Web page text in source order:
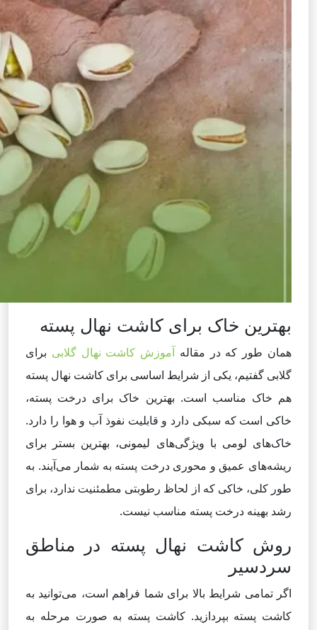
بهترین خاک برای کاشت نهال پسته
همان طور که در مقاله آموزش کاشت نهال گلابی برای
گلابی گفتیم، یکی از شرایط اساسی برای کاشت نهال پسته
هم خاک مناسب است. بهترین خاک برای درخت پسته،
خاکی است که سبکی دارد و قابلیت نفوذ آب و هوا را دارد.
خاک‌های لومی با ویژگی‌های لیمونی، بهترین بستر برای
ریشه‌های عمیق و محوری درخت پسته به شمار می‌آیند. به
طور کلی، خاکی که از لحاظ رطوبتی مطمئنیت ندارد، برای
رشد بهینه درخت پسته مناسب نیست.
روش کاشت نهال پسته در مناطق
سردسیر
اگر تمامی شرایط بالا برای شما فراهم است، می‌توانید به
کاشت پسته بپردازید. کاشت پسته به صورت مرحله به